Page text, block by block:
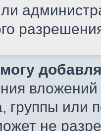
группы или
не